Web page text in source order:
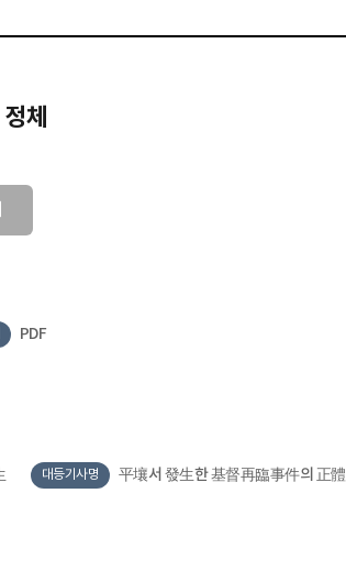
체
PDF
대등기사명 平壤서 發生한 基督再臨事件의 正體